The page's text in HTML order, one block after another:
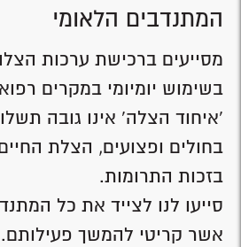
המתנדבים הלאומי
מסייעים ברכישת ערכות
בשימוש יומיומי במקרים
'איחוד הצלה' אינו גובה
בחולים ופצועים, הצלת
בזכות התרומות.
סייעו לנו לצייד את כל
אשר קריטי להמשך פעילותם.